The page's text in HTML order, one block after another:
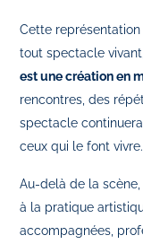
Cette représentation
tout spectacle
est une création en
rencontres, des
spectacle
ceux qui le font vivre.
Au-delà de la
à la pratique
accompagnées,